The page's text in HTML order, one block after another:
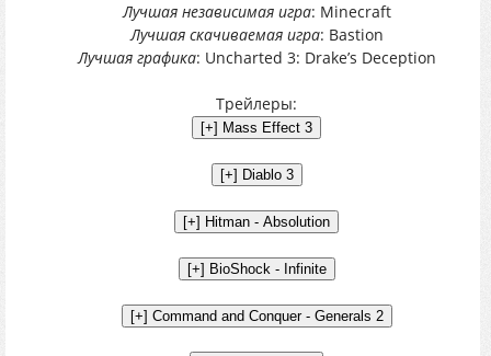
Лучшая независимая игра: Minecraft
Лучшая скачиваемая игра: Bastion
Лучшая графика: Uncharted 3: Drake’s Deception
Трейлеры: